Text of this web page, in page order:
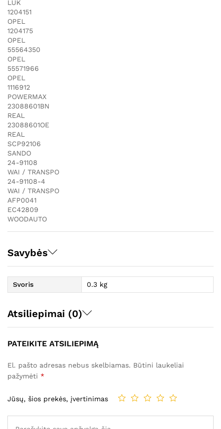
LUK
1204151
OPEL
1204175
OPEL
55564350
OPEL
55571966
OPEL
1116912
POWERMAX
23088601BN
REAL
23088601OE
REAL
SCP92106
SANDO
24-91108
WAI / TRANSPO
24-91108-4
WAI / TRANSPO
AFP0041
EC42809
WOODAUTO
Savybės
Svoris 0.3 kg
Atsiliepimai (0)
PATEIKITE ATSILIEPIMĄ
El. pašto adresas nebus skelbiamas. Būtini laukeliai
pažymėti *
Jūsų, šios prekės, įvertinimas